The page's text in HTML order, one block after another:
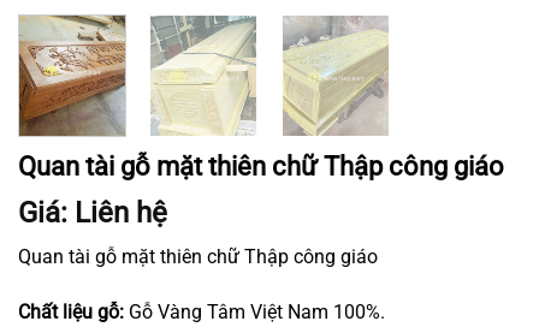
Quan tài gỗ mặt thiên chữ Thập công giáo
Giá: Liên hệ
Quan tài gỗ mặt thiên chữ Thập công giáo
Chất liệu gỗ: Gỗ Vàng Tâm Việt Nam 100%.